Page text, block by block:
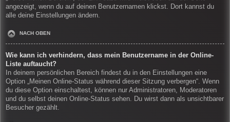
angezeigt, wenn du auf deinen Benutzernamen klickst. Dort kannst du
alle deine Einstellungen ändern.
NACH OBEN
Wie kann ich verhindern, dass mein Benutzername in der Online-
Liste auftaucht?
In deinem persönlichen Bereich findest du in den Einstellungen eine
Option „Meinen Online-Status während dieser Sitzung verbergen“. Wenn
du diese Option einschaltest, können nur Administratoren, Moderatoren
und du selbst deinen Online-Status sehen. Du wirst dann als unsichtbarer
Besucher gezählt.